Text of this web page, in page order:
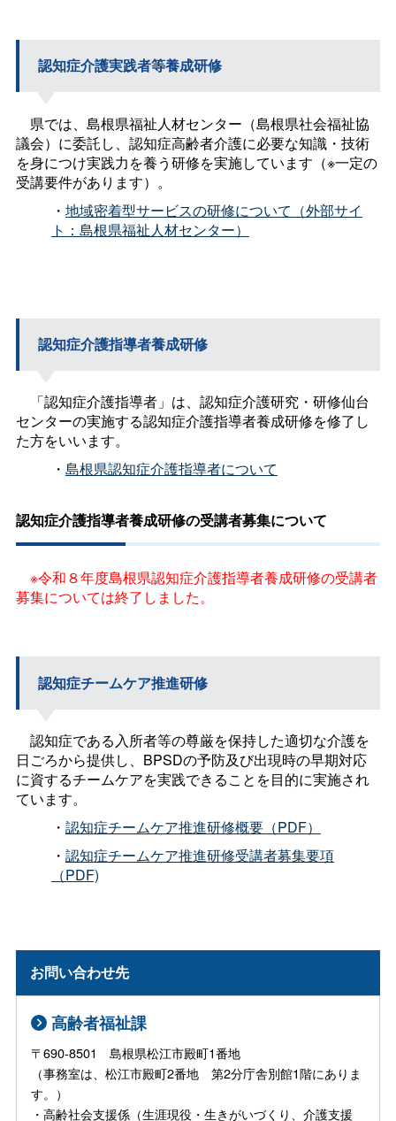
認知症介護実践者等養成研修
県では、島根県福祉人材センター（島根県社会福祉協
議会）に委託し、認知症高齢者介護に必要な知識・技術
を身につけ実践力を養う研修を実施しています（※一定の
受講要件があります）。
・ 地域密着型サービスの研修について（外部サイ
ト：島根県福祉人材センター）
認知症介護指導者養成研修
「認知症介護指導者」は、認知症介護研究・研修仙台
センターの実施する認知症介護指導者養成研修を修了し
た方をいいます。
・ 島根県認知症介護指導者について
認知症介護指導者養成研修の受講者募集について
※令和８年度島根県認知症介護指導者養成研修の受講者
募集については終了しました。
認知症チームケア推進研修
認知症である入所者等の尊厳を保持した適切な介護を
日ごろから提供し、BPSDの予防及び出現時の早期対応
に資するチームケアを実践できることを目的に実施され
ています。
・ 認知症チームケア推進研修概要（PDF）
・ 認知症チームケア推進研修受講者募集要項
（PDF)
お問い合わせ先
高齢者福祉課
〒690-8501 島根県松江市殿町1番地
（事務室は、松江市殿町2番地 第2分庁舎別館1階にありま
す。）
・高齢社会支援係（生涯現役・生きがいづくり、介護支援